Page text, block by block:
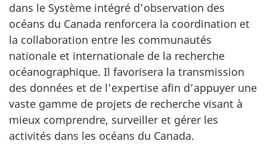
dans le Système intégré d’observation des
océans du Canada renforcera la coordination et
la collaboration entre les communautés
nationale et internationale de la recherche
océanographique. Il favorisera la transmission
des données et de l’expertise afin d’appuyer une
vaste gamme de projets de recherche visant à
mieux comprendre, surveiller et gérer les
activités dans les océans du Canada.